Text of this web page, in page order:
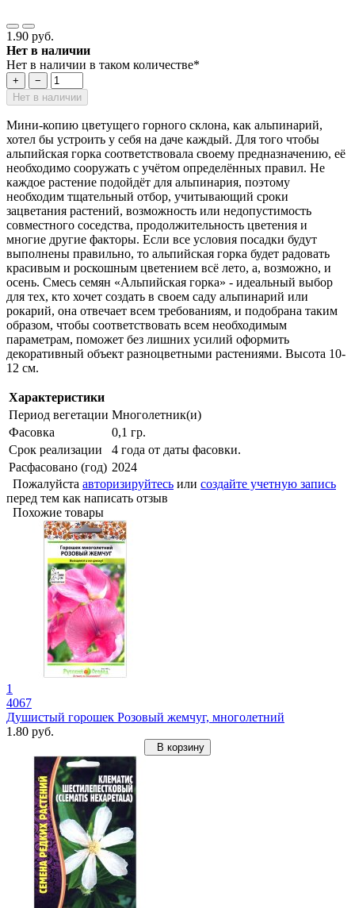
1.90 руб.
Нет в наличии
Нет в наличии в таком количестве*
+
−
Нет в наличии
Мини-копию цветущего горного склона, как альпинарий,
хотел бы устроить у себя на даче каждый. Для того чтобы
альпийская горка соответствовала своему предназначению, её
необходимо сооружать с учётом определённых правил. Не
каждое растение подойдёт для альпинария, поэтому
необходим тщательный отбор, учитывающий сроки
зацветания растений, возможность или недопустимость
совместного соседства, продолжительность цветения и
многие другие факторы. Если все условия посадки будут
выполнены правильно, то альпийская горка будет радовать
красивым и роскошным цветением всё лето, а, возможно, и
осень. Смесь семян «Альпийская горка» - идеальный выбор
для тех, кто хочет создать в своем саду альпинарий или
рокарий, она отвечает всем требованиям, и подобрана таким
образом, чтобы соответствовать всем необходимым
параметрам, поможет без лишних усилий оформить
декоративный объект разноцветными растениями. Высота 10-
12 см.
Характеристики
Период вегетации Многолетник(и)
Фасовка
0,1 гр.
Срок реализации
4 года от даты фасовки.
Расфасовано (год) 2024
Пожалуйста авторизируйтесь или создайте учетную запись
перед тем как написать отзыв
Похожие товары
1
4067
Душистый горошек Розовый жемчуг, многолетний
1.80 руб.
В корзину